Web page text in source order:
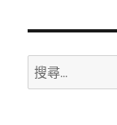
搜
尋